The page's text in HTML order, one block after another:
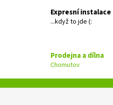
í
v
ý
Expresní instalace
...když to jde (:
Prodejna a dílna
Chomutov